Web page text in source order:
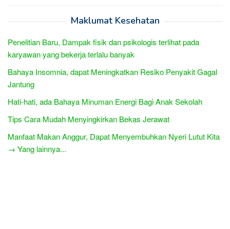
Maklumat Kesehatan
Penelitian Baru, Dampak fisik dan psikologis terlihat pada
karyawan yang bekerja terlalu banyak
Bahaya Insomnia, dapat Meningkatkan Resiko Penyakit Gagal
Jantung
Hati-hati, ada Bahaya Minuman Energi Bagi Anak Sekolah
Tips Cara Mudah Menyingkirkan Bekas Jerawat
Manfaat Makan Anggur, Dapat Menyembuhkan Nyeri Lutut Kita
→ Yang lainnya...